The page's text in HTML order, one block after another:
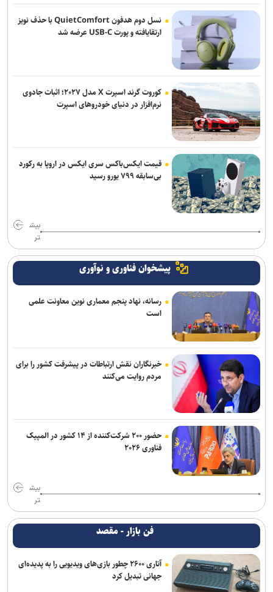
نسل دوم هدفون QuietComfort با حذف نویز
ارتقایافته و پورت USB-C عرضه شد
کوروت گرند اسپرت X مدل ۲۰۲۷؛ اثبات جادوی
نرم‌افزار در دنیای خودروهای اسپرت
قیمت ایکس‌باکس سری ایکس در اروپا به رکورد
بی‌سابقه ۷۹۹ یورو رسید
بیش
تر
پیشخوان فناوری و نوآوری
رسانه، نهاد پنجم معماری نوین معاونت علمی
است
خبرنگاران نقش ارتباطات در پیشرفت کشور را برای
مردم روایت می‌کنند
حضور ۲۰۰ شرکت‌کننده از ۱۴ کشور در المپیک
فناوری ۲۰۲۶
بیش
تر
فن بازار - مقصد
آتاری ۲۶۰۰ چطور بازی‌های ویدیویی را به پدیده‌ای
جهانی تبدیل کرد